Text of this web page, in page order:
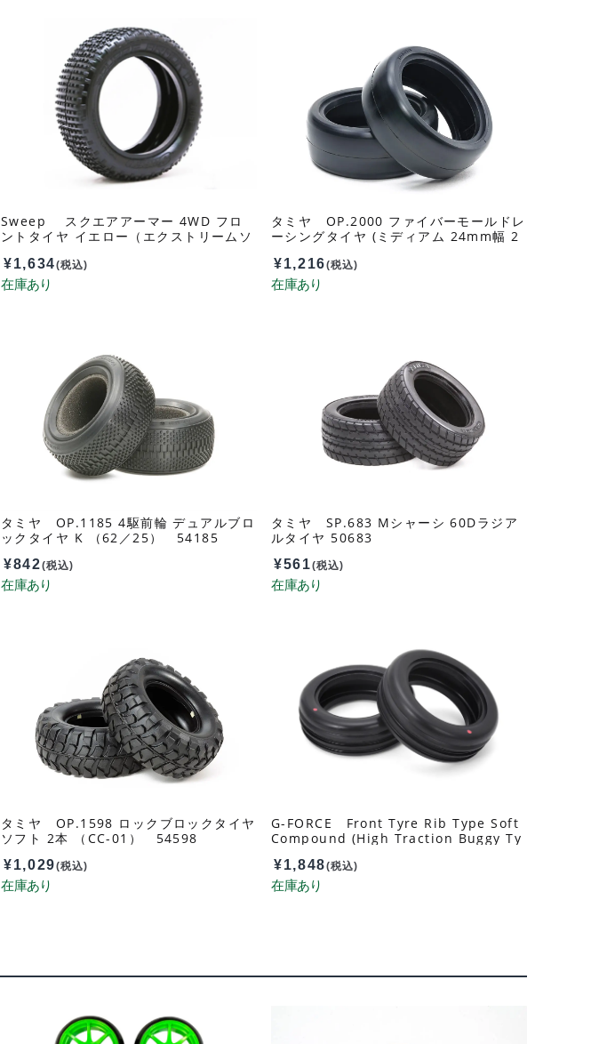
Sweep スクエアアーマー 4WD フロ
ントタイヤ イエロー（エクストリームソ
ナー付/２個入 SW-106FY
¥1,634(税込)
タミヤ OP.2000 ファイバーモールドレ
ーシングタイヤ (ミディアム 24mm幅 2
¥1,216(税込)
タミヤ OP.1185 4駆前輪 デュアルブロ
ックタイヤ K （62／25） 54185
¥842(税込)
タミヤ SP.683 Mシャーシ 60Dラジア
ルタイヤ 50683
¥561(税込)
タミヤ OP.1598 ロックブロックタイヤ
ソフト 2本 （CC-01） 54598
¥1,029(税込)
G-FORCE Front Tyre Rib Type Soft
Compound (High Traction Buggy Ty
¥1,848(税込)